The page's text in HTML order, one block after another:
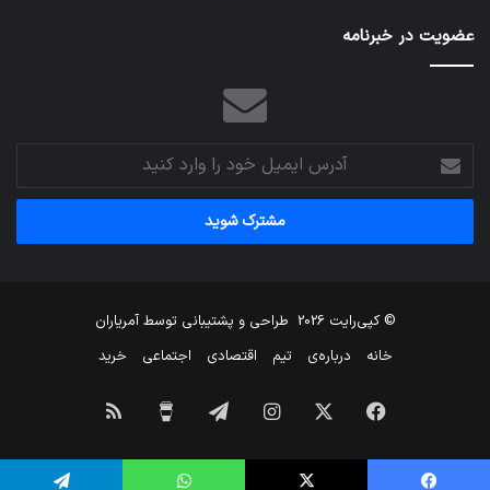
عضویت در خبرنامه
آدرس
ایمیل
خود
وارد
© کپی‌رایت 2026 طراحی و پشتیبانی توسطآمریاران
خانه
درباره‌ی تیم اقتصادی اجتماعی خرید
فیس
بوک
اینستاگرامتلگرام
من
خوراک